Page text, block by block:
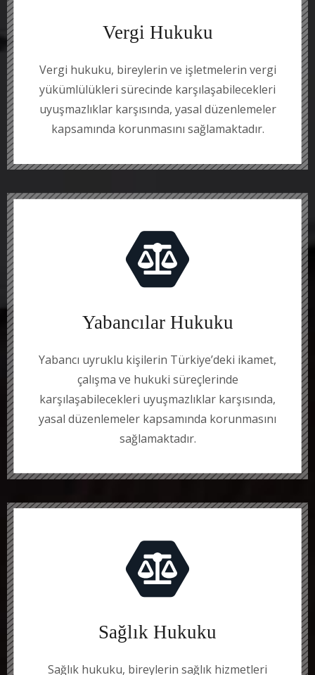
Vergi Hukuku
Vergi hukuku, bireylerin ve işletmelerin vergi
yükümlülükleri sürecinde karşılaşabilecekleri
uyuşmazlıklar karşısında, yasal düzenlemeler
kapsamında korunmasını sağlamaktadır.
Yabancılar Hukuku
Yabancı uyruklu kişilerin Türkiye’deki ikamet,
çalışma ve hukuki süreçlerinde
karşılaşabilecekleri uyuşmazlıklar karşısında,
yasal düzenlemeler kapsamında korunmasını
sağlamaktadır.
Sağlık Hukuku
Sağlık hukuku, bireylerin sağlık hizmetleri